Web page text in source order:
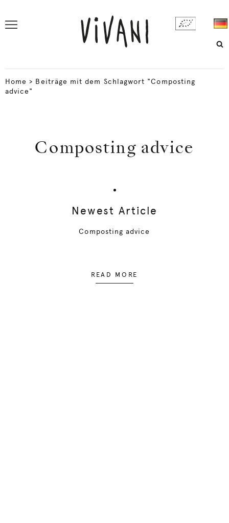
Home > Beiträge mit dem Schlagwort "Composting
advice"
Composting advice
Newest Article
Composting advice
READ MORE